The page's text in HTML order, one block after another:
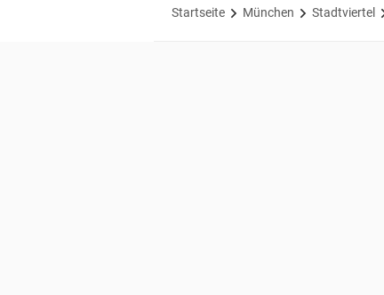
Startseite München Stadtviertel